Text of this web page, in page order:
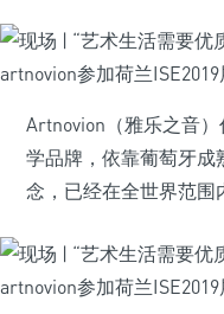
Artnovion（雅乐之音
学品牌，依靠葡萄牙成
念，已经在全世界范围